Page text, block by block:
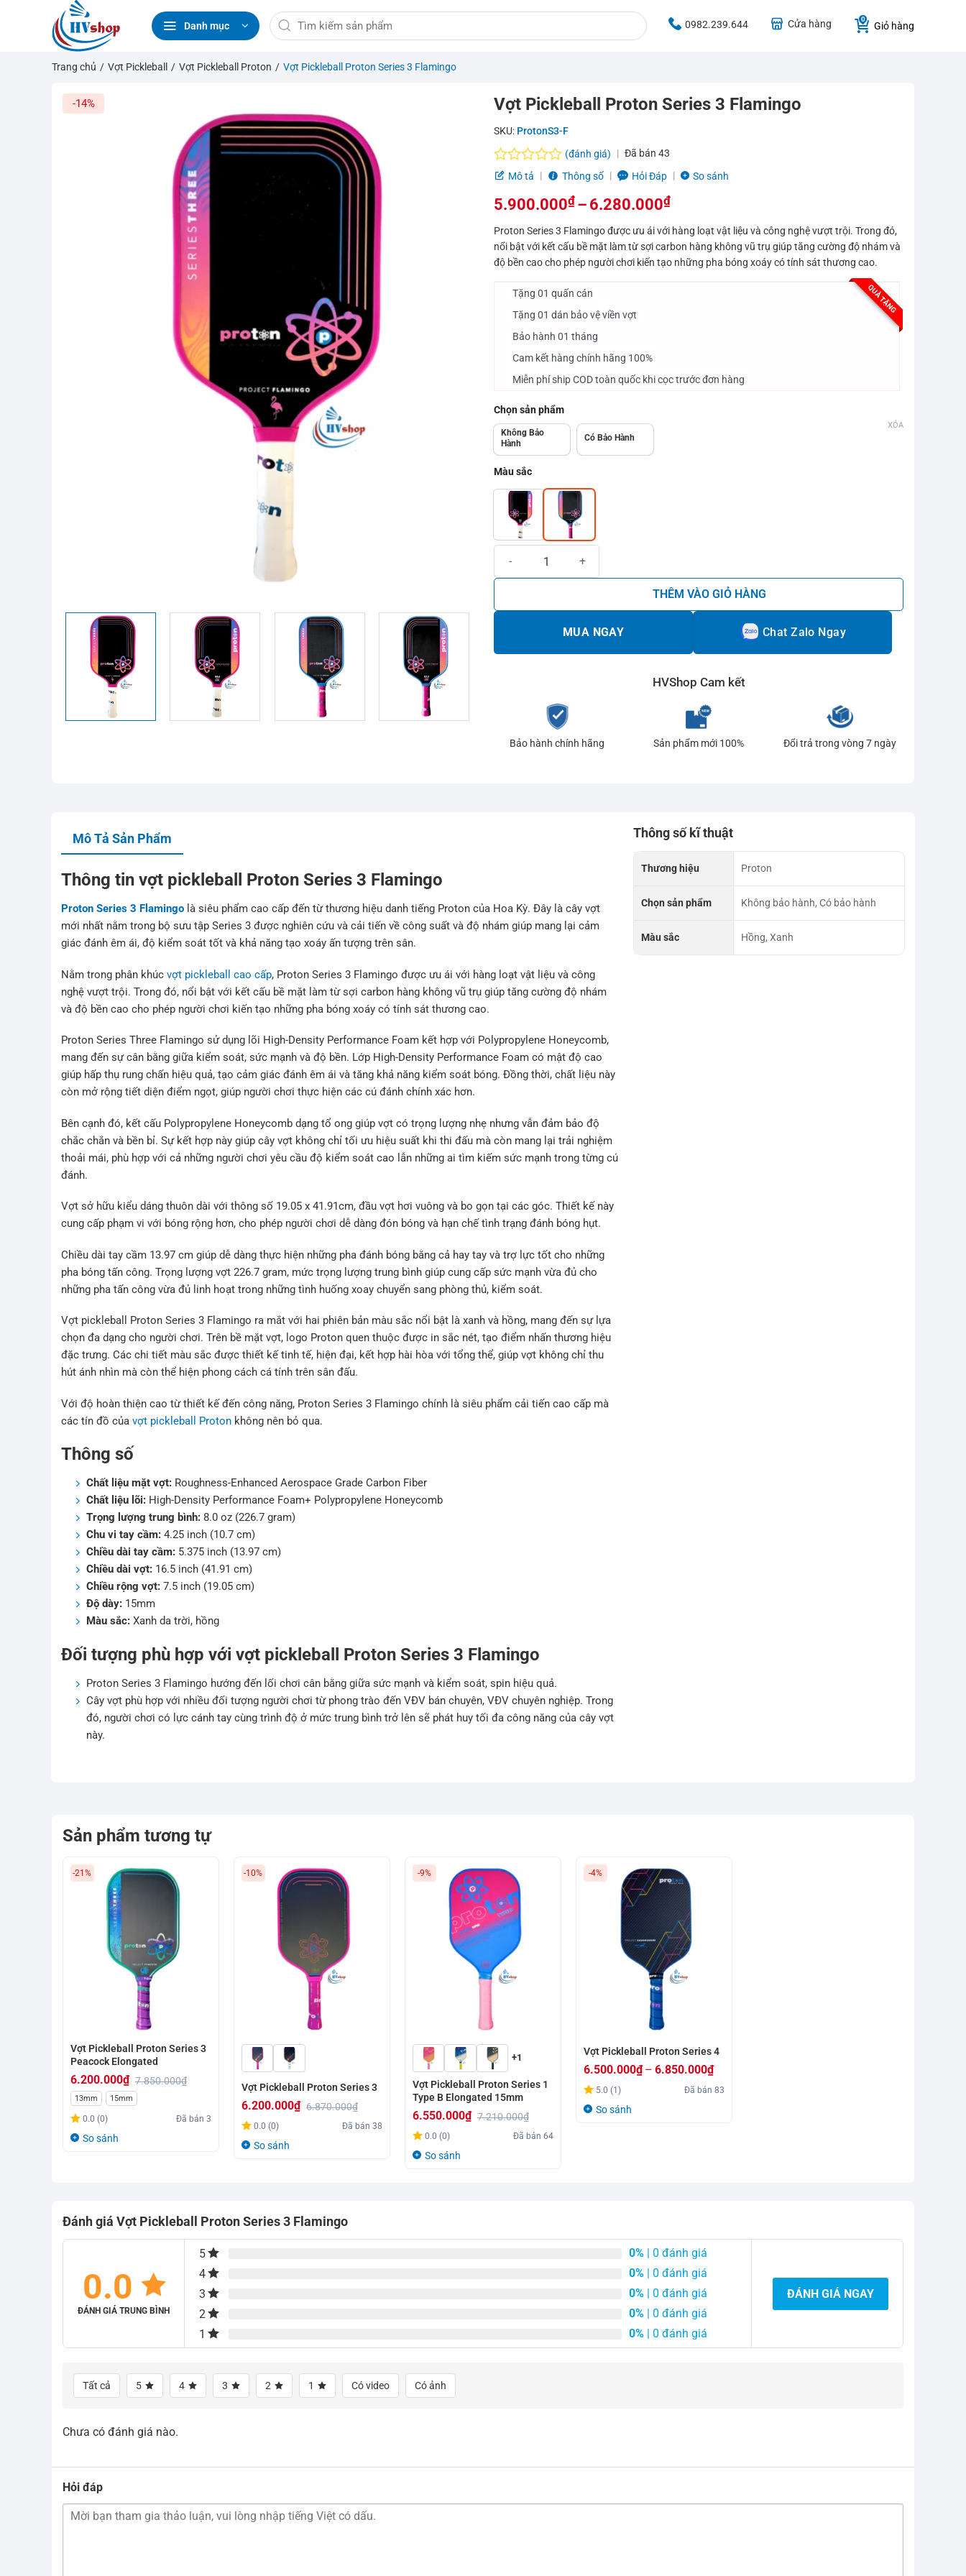
Danh mục
Tìm
kiếm:
0982.239.644 Cửa hàng Giỏ hàng
Trang chủ / Vợt Pickleball / Vợt Pickleball Proton / Vợt Pickleball Proton Series 3 Flamingo
-14% Vợt Pickleball Proton Series 3 Flamingo
SKU: ProtonS3-F
Được
hạng
0.0
5
sao
(đánh giá) Đã bán43
Mô tả
Thông số Hỏi Đáp So sánh
5.900.000₫ – 6.280.000₫
Khoảng
giá:
5.900.000₫
đến
6.280.000₫
Proton Series 3 Flamingo được ưu ái với hàng loạt vật liệu và công nghệ vượt trội. Trong đó,
nổi bật với kết cấu bề mặt làm từ sợi carbon hàng không vũ trụ giúp tăng cường độ nhám và
độ bền cao cho phép người chơi kiến tạo những pha bóng xoáy có tính sát thương cao.
QUÀ TẶNG
Tặng 01 quấn cán
Tặng 01 dán bảo vệ viền vợt
Bảo hành 01 tháng
Cam kết hàng chính hãng 100%
Miễn phí ship COD toàn quốc khi cọc trước đơn hàng
Chọn sản phẩm
Không Bảo
Hành
Có Bảo Hành
Màu sắc
XÓA
THÊM VÀO GIỎ HÀNG
MUA NGAY Chat Zalo Ngay
HVShop Cam kết
Bảo hành chính hãng Sản phẩm mới 100% Đổi trả trong vòng 7 ngày
Mô Tả Sản Phẩm
Thông tin vợt pickleball Proton Series 3 Flamingo
Proton Series 3 Flamingo là siêu phẩm cao cấp đến từ thương hiệu danh tiếng Proton của Hoa Kỳ. Đây là cây vợt
mới nhất nằm trong bộ sưu tập Series 3 được nghiên cứu và cải tiến về công suất và độ nhám giúp mang lại cảm
giác đánh êm ái, độ kiểm soát tốt và khả năng tạo xoáy ấn tượng trên sân.
Nằm trong phân khúcvợt pickleball cao cấp, Proton Series 3 Flamingo được ưu ái với hàng loạt vật liệu và công
nghệ vượt trội. Trong đó, nổi bật với kết cấu bề mặt làm từ sợi carbon hàng không vũ trụ giúp tăng cường độ nhám
và độ bền cao cho phép người chơi kiến tạo những pha bóng xoáy có tính sát thương cao.
Proton Series Three Flamingo sử dụng lõi High-Density Performance Foam kết hợp với Polypropylene Honeycomb,
mang đến sự cân bằng giữa kiểm soát, sức mạnh và độ bền. Lớp High-Density Performance Foam có mật độ cao
giúp hấp thụ rung chấn hiệu quả, tạo cảm giác đánh êm ái và tăng khả năng kiểm soát bóng. Đồng thời, chất liệu này
còn mở rộng tiết diện điểm ngọt, giúp người chơi thực hiện các cú đánh chính xác hơn.
Bên cạnh đó, kết cấu Polypropylene Honeycomb dạng tổ ong giúp vợt có trọng lượng nhẹ nhưng vẫn đảm bảo độ
chắc chắn và bền bỉ. Sự kết hợp này giúp cây vợt không chỉ tối ưu hiệu suất khi thi đấu mà còn mang lại trải nghiệm
thoải mái, phù hợp với cả những người chơi yêu cầu độ kiểm soát cao lẫn những ai tìm kiếm sức mạnh trong từng cú
đánh.
Vợt sở hữu kiểu dáng thuôn dài với thông số 19.05 x 41.91cm, đầu vợt hơi vuông và bo gọn tại các góc. Thiết kế này
cung cấp phạm vi với bóng rộng hơn, cho phép người chơi dễ dàng đón bóng và hạn chế tình trạng đánh bóng hụt.
Chiều dài tay cầm 13.97 cm giúp dễ dàng thực hiện những pha đánh bóng bằng cả hay tay và trợ lực tốt cho những
pha bóng tấn công. Trọng lượng vợt 226.7 gram, mức trọng lượng trung bình giúp cung cấp sức mạnh vừa đủ cho
những pha tấn công vừa đủ linh hoạt trong những tình huống xoay chuyển sang phòng thủ, kiểm soát.
Vợt pickleball Proton Series 3 Flamingo ra mắt với hai phiên bản màu sắc nổi bật là xanh và hồng, mang đến sự lựa
chọn đa dạng cho người chơi. Trên bề mặt vợt, logo Proton quen thuộc được in sắc nét, tạo điểm nhấn thương hiệu
đặc trưng. Các chi tiết màu sắc được thiết kế tinh tế, hiện đại, kết hợp hài hòa với tổng thể, giúp vợt không chỉ thu
hút ánh nhìn mà còn thể hiện phong cách cá tính trên sân đấu.
Với độ hoàn thiện cao từ thiết kế đến công năng, Proton Series 3 Flamingo chính là siêu phẩm cải tiến cao cấp mà
các tín đồ củavợt pickleball Proton không nên bỏ qua.
Thông số
Chất liệu mặt vợt: Roughness-Enhanced Aerospace Grade Carbon Fiber
Chất liệu lõi: High-Density Performance Foam+ Polypropylene Honeycomb
Trọng lượng trung bình: 8.0 oz (226.7 gram)
Chu vi tay cầm: 4.25 inch (10.7 cm)
Chiều dài tay cầm: 5.375 inch (13.97 cm)
Chiều dài vợt: 16.5 inch (41.91 cm)
Chiều rộng vợt: 7.5 inch (19.05 cm)
Độ dày: 15mm
Màu sắc: Xanh da trời, hồng
Đối tượng phù hợp với vợt pickleball Proton Series 3 Flamingo
Proton Series 3 Flamingo hướng đến lối chơi cân bằng giữa sức mạnh và kiểm soát, spin hiệu quả.
Cây vợt phù hợp với nhiều đối tượng người chơi từ phong trào đến VĐV bán chuyên, VĐV chuyên nghiệp. Trong
đó, người chơi có lực cánh tay cùng trình độ ở mức trung bình trở lên sẽ phát huy tối đa công năng của cây vợt
này.
Thông số kĩ thuật
Thương hiệu Proton
Chọn sản phẩm Không bảo hành, Có bảo hành
Màu sắc Hồng, Xanh
Sản phẩm tương tự
-21%
Vợt Pickleball Proton Series 3
Peacock Elongated
7.850.000₫
Giá
gốc
là:
6.200.000₫
Giá
hiện
tại
13mm 15mm
0.0 (0) Đã bán3
So sánh
-10%
Vợt Pickleball Proton Series 3
6.870.000₫
Giá
gốc
6.200.000₫
Giá
hiện
0.0 (0) Đã bán38
So sánh
-9%
+1
Vợt Pickleball Proton Series 1
Type B Elongated 15mm
7.210.000₫
Giá
gốc
6.550.000₫
Giá
hiện
0.0 (0) Đã bán64
So sánh
-4%
Vợt Pickleball Proton Series 4
6.500.000₫ – 6.850.000₫
Khoảng
giá:
5.0 (1) Đã bán83
So sánh
Đánh giá Vợt Pickleball Proton Series 3 Flamingo
0.0
ĐÁNH GIÁ TRUNG BÌNH
5 0% | 0 đánh giá
4
0% | 0 đánh giá
3
0% | 0 đánh giá
2
0% | 0 đánh giá
1
0% | 0 đánh giá
ĐÁNH GIÁ NGAY
Tất cả 5 4 3 2 1 Có video Có ảnh
Chưa có đánh giá nào.
Hỏi đáp